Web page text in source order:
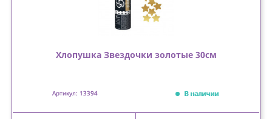
Хлопушка Звездочки золотые 30см
Артикул: 13394 В наличии